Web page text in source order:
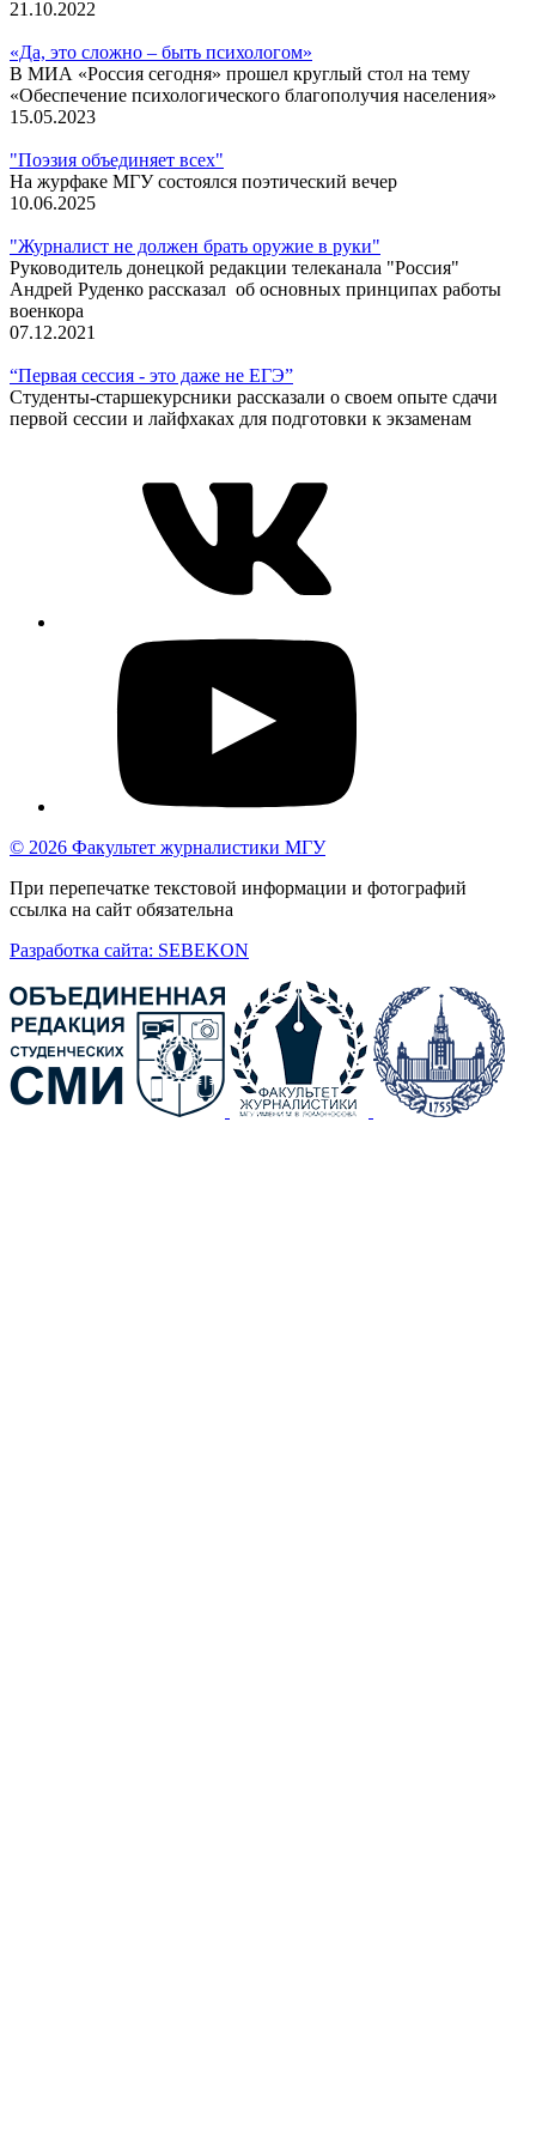
21.10.2022
«Да, это сложно – быть психологом»
В МИА «Россия сегодня» прошел круглый стол на тему
«Обеспечение психологического благополучия населения»
15.05.2023
"Поэзия объединяет всех"
На журфаке МГУ состоялся поэтический вечер
10.06.2025
"Журналист не должен брать оружие в руки"
Руководитель донецкой редакции телеканала "Россия"
Андрей Руденко рассказал об основных принципах работы
военкора
07.12.2021
“Первая сессия - это даже не ЕГЭ”
Студенты-старшекурсники рассказали о своем опыте сдачи
первой сессии и лайфхаках для подготовки к экзаменам
© 2026 Факультет журналистики МГУ
При перепечатке текстовой информации и фотографий
ссылка на сайт обязательна
Разработка сайта: SEBEKON